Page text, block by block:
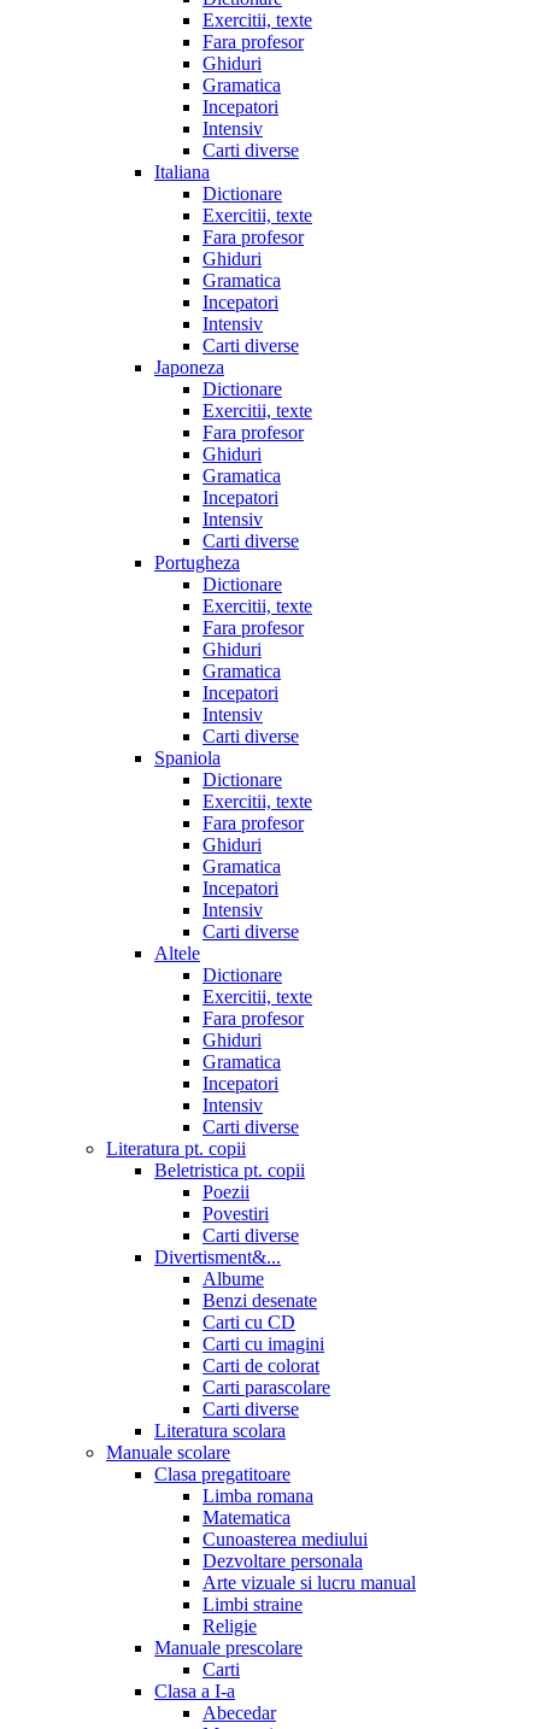
Exercitii, texte
Fara profesor
Ghiduri
Gramatica
Incepatori
Intensiv
Carti diverse
Italiana
Dictionare
Exercitii, texte
Fara profesor
Ghiduri
Gramatica
Incepatori
Intensiv
Carti diverse
Japoneza
Dictionare
Exercitii, texte
Fara profesor
Ghiduri
Gramatica
Incepatori
Intensiv
Carti diverse
Portugheza
Dictionare
Exercitii, texte
Fara profesor
Ghiduri
Gramatica
Incepatori
Intensiv
Carti diverse
Spaniola
Dictionare
Exercitii, texte
Fara profesor
Ghiduri
Gramatica
Incepatori
Intensiv
Carti diverse
Altele
Dictionare
Exercitii, texte
Fara profesor
Ghiduri
Gramatica
Incepatori
Intensiv
Carti diverse
Literatura pt. copii
Beletristica pt. copii
Poezii
Povestiri
Carti diverse
Divertisment&...
Albume
Benzi desenate
Carti cu CD
Carti cu imagini
Carti de colorat
Carti parascolare
Carti diverse
Literatura scolara
Manuale scolare
Clasa pregatitoare
Limba romana
Matematica
Cunoasterea mediului
Dezvoltare personala
Arte vizuale si lucru manual
Limbi straine
Religie
Manuale prescolare
Carti
Clasa a I-a
Abecedar